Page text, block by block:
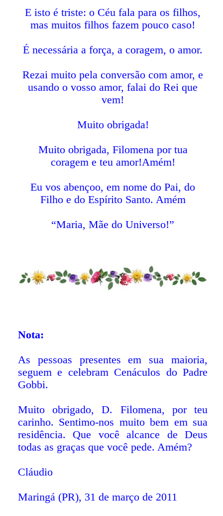
E isto é triste: o Céu fala para os filhos,
mas muitos filhos fazem pouco caso!
É necessária a força, a coragem, o amor.
Rezai muito pela conversão com amor, e
usando o vosso amor, falai do Rei que
vem!
Muito obrigada!
Muito obrigada, Filomena por tua
coragem e teu amor!Amém!
Eu vos abençoo, em nome do Pai, do
Filho e do Espírito Santo. Amém
“Maria, Mãe do Universo!”
Nota:
As pessoas presentes em sua maioria,
seguem e celebram Cenáculos do Padre
Gobbi.
Muito obrigado, D. Filomena, por teu
carinho. Sentimo-nos muito bem em sua
residência. Que você alcance de Deus
todas as graças que você pede. Amém?
Cláudio
Maringá (PR), 31 de março de 2011